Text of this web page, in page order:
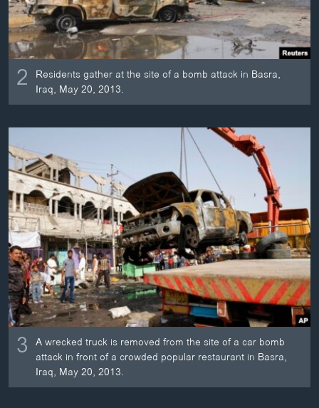
2 Residents gather at the site of a bomb attack in Basra,
Iraq, May 20, 2013.
3 A wrecked truck is removed from the site of a car bomb
attack in front of a crowded popular restaurant in Basra,
Iraq, May 20, 2013.